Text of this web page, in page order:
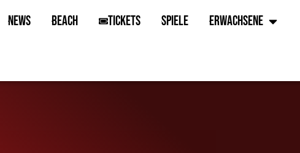
News Beach Tickets Spiele Erwachsene